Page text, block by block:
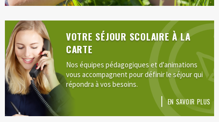
VOTRE SÉJOUR SCOLAIRE À LA
CARTE
Nos équipes pédagogiques et d'animations
vous accompagnent pour définir le séjour qui
répondra à vos besoins.
EN SAVOIR PLUS